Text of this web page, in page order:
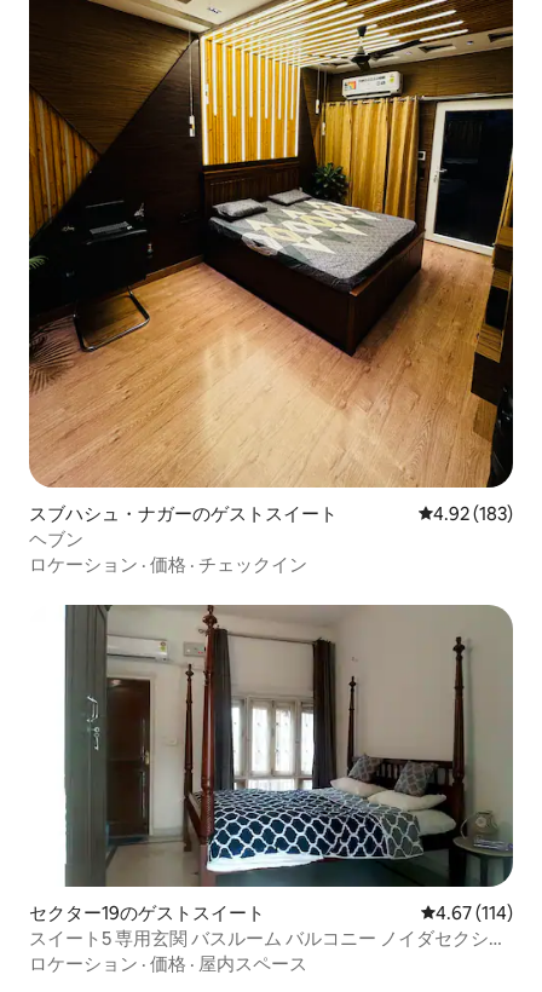
スブハシュ・ナガーのゲストスイート レビュー183
4.92 (183)
ヘブン
ロケーション · 価格 · チェックイン
セクター19のゲストスイート レビュー114
4.67 (114)
スイート5 専用玄関 バスルーム バルコニー ノイダセクショ
ン18 地下鉄650m
ロケーション · 価格 · 屋内スペース